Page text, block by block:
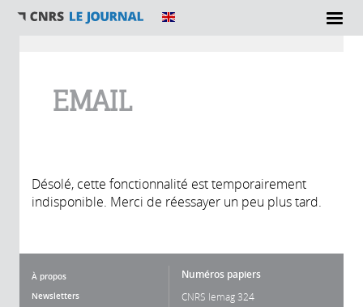
EMAIL
Désolé, cette fonctionnalité est temporairement
indisponible. Merci de réessayer un peu plus tard.
À propos
Newsletters
Numéros papiers
CNRS lemag 324